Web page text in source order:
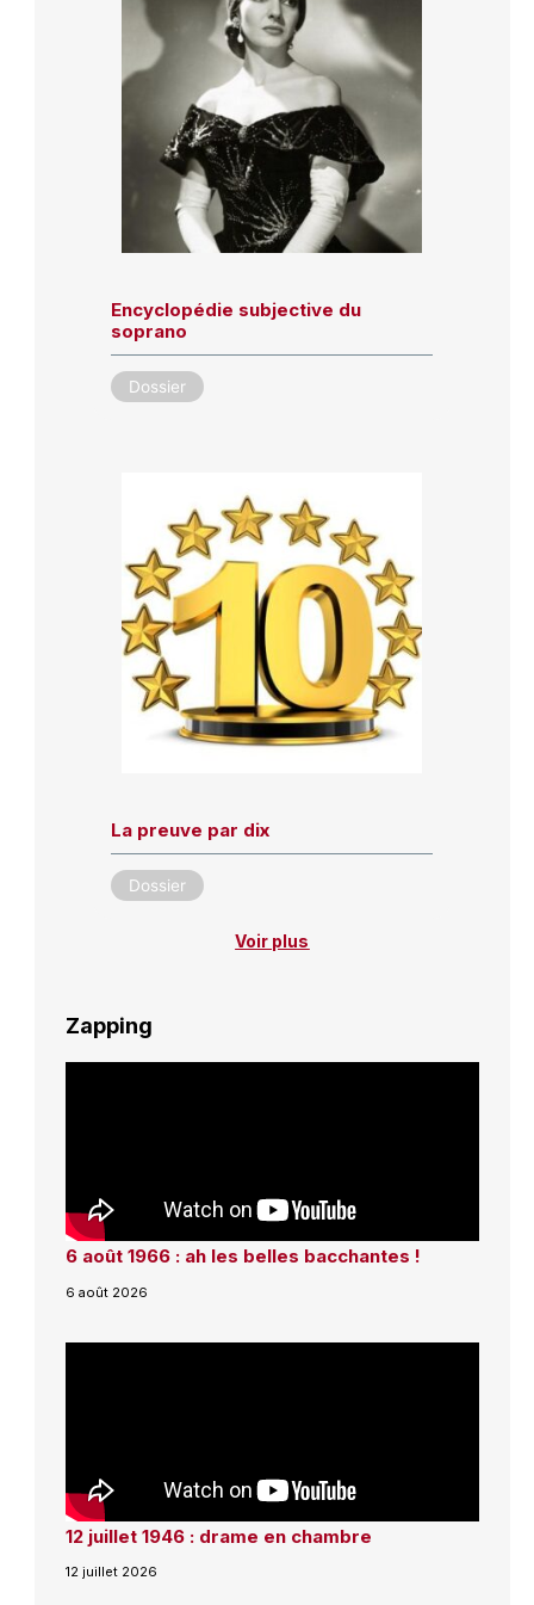
Encyclopédie subjective du
soprano
Dossier
La preuve par dix
Dossier
Voir plus
Zapping
6 août 1966 : ah les belles bacchantes !
6 août 2026
12 juillet 1946 : drame en chambre
12 juillet 2026